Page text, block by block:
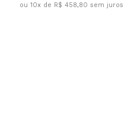
ou 10x de R$ 458,80 sem juros